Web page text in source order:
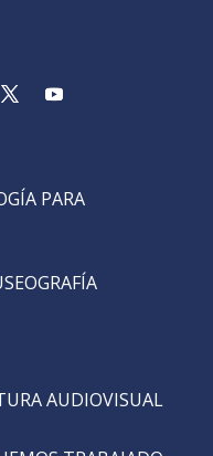
PARA
AUDIOVISUAL